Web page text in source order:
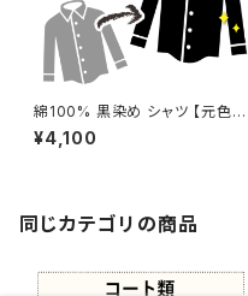
綿100% 黒染め シャツ 【元色：
キナリ】 -染め直し[漆黒 - Blac
k]503-0047
¥4,100
同じカテゴリの商品